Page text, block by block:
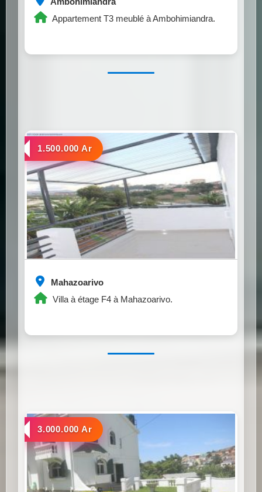
Appartement T3 meublé à Ambohimiandra.
Mahazoarivo
Villa à étage F4 à Mahazoarivo.
a louer
1.500.000 Ar
a louer
3.000.000 Ar